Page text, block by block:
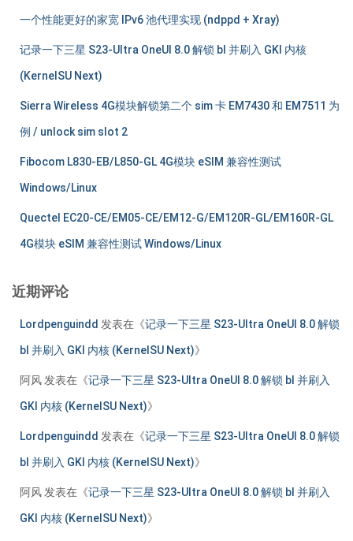
一个性能更好的家宽 IPv6 池代理实现 (ndppd + Xray)
记录一下三星 S23-Ultra OneUI 8.0 解锁 bl 并刷入 GKI 内核
(KernelSU Next)
Sierra Wireless 4G模块解锁第二个 sim 卡 EM7430 和 EM7511 为
例 / unlock sim slot 2
Fibocom L830-EB/L850-GL 4G模块 eSIM 兼容性测试
Windows/Linux
Quectel EC20-CE/EM05-CE/EM12-G/EM120R-GL/EM160R-GL
4G模块 eSIM 兼容性测试 Windows/Linux
近期评论
Lordpenguindd 发表在《记录一下三星 S23-Ultra OneUI 8.0 解锁
bl 并刷入 GKI 内核 (KernelSU Next)》
阿风 发表在《记录一下三星 S23-Ultra OneUI 8.0 解锁 bl 并刷入
GKI 内核 (KernelSU Next)》
Lordpenguindd 发表在《记录一下三星 S23-Ultra OneUI 8.0 解锁
bl 并刷入 GKI 内核 (KernelSU Next)》
阿风 发表在《记录一下三星 S23-Ultra OneUI 8.0 解锁 bl 并刷入
GKI 内核 (KernelSU Next)》